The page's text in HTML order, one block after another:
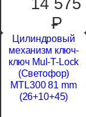
P
Цилиндровый
механизм ключ-
ключ Mul-T-Lock
(Светофор)
MTL300 81 mm
(26+10+45)